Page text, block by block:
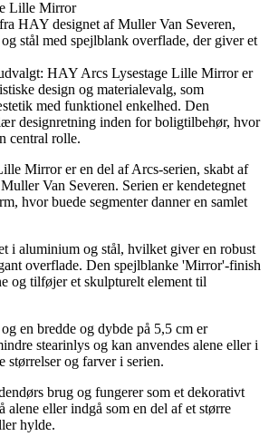
HAY designet af Muller Van Severen,
stål med spejlblank overflade, der giver et
HAY Arcs Lysestage Lille Mirror er
design og materialevalg, som
med funktionel enkelhed. Den
designretning inden for boligtilbehør, hvor
central rolle.
Mirror er en del af Arcs-serien, skabt af
Van Severen. Serien er kendetegnet
hvor buede segmenter danner en samlet
i aluminium og stål, hvilket giver en robust
overflade. Den spejlblanke 'Mirror'-finish
og tilføjer et skulpturelt element til
en bredde og dybde på 5,5 cm er
stearinlys og kan anvendes alene eller i
størrelser og farver i serien.
brug og fungerer som et dekorativt
alene eller indgå som en del af et større
hylde.